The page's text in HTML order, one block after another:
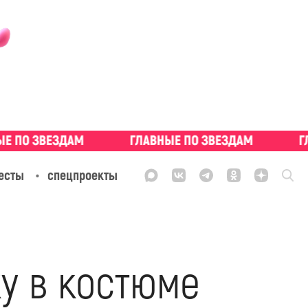
спецпроекты
в костюме